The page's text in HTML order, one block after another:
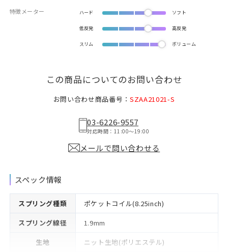
特徴メーター ハード ソフト
低反発 高反発
スリム ボリューム
この商品についてのお問い合わせ
お問い合わせ商品番号： SZAA21021-S
03-6226-9557
対応時間：11:00〜19:00
メールで問い合わせる
スペック情報
スプリング種類
ポケットコイル(8.25inch)
スプリング線径
1.9mm
生地
ニット生地(ポリエステル)